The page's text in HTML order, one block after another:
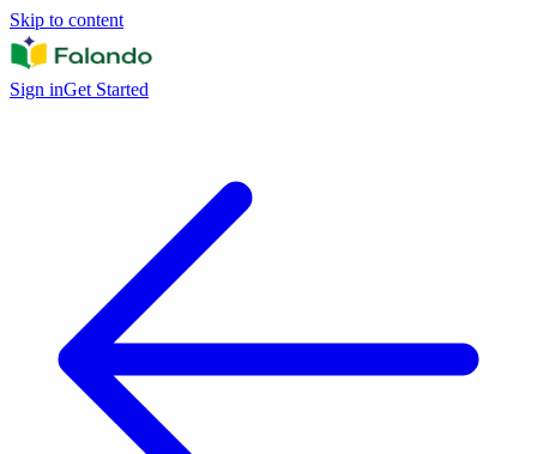
Skip to content
Sign inGet Started